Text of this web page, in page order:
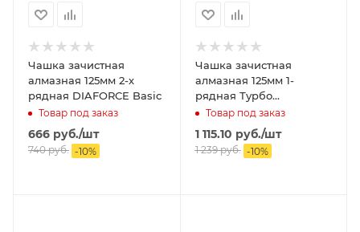
Чашка зачистная
алмазная 125мм 2-х
рядная DIAFORCE Basic
Товар под заказ
666 руб./шт
740руб. -10%
Чашка зачистная
алмазная 125мм 1-
рядная Турбо
DIAFORCE Turbo
Товар под заказ
1 115.10 руб./шт
1 239руб. -10%